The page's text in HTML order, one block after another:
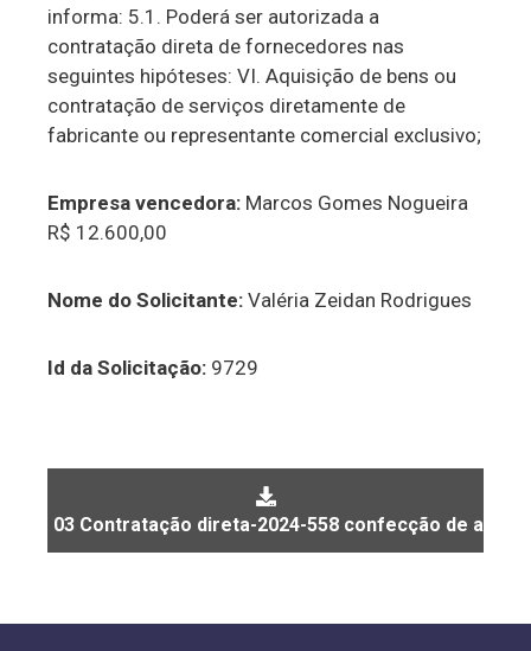
informa: 5.1. Poderá ser autorizada a
contratação direta de fornecedores nas
seguintes hipóteses: VI. Aquisição de bens ou
contratação de serviços diretamente de
fabricante ou representante comercial exclusivo;
Empresa vencedora: Marcos Gomes Nogueira
R$ 12.600,00
Nome do Solicitante:Valéria Zeidan Rodrigues
Id da Solicitação: 9729
03 Contratação direta-2024-558 confecção de arcos